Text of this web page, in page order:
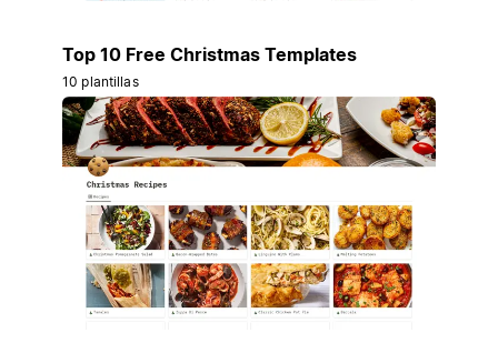
Top 10 Free Christmas Templates
10 plantillas